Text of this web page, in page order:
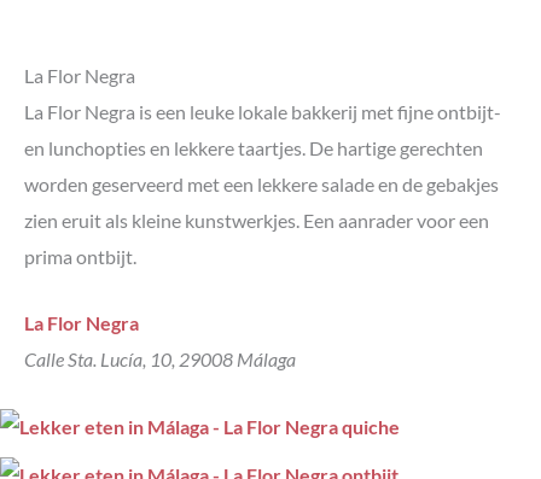
La Flor Negra
La Flor Negra is een leuke lokale bakkerij met fijne ontbijt-
en lunchopties en lekkere taartjes. De hartige gerechten
worden geserveerd met een lekkere salade en de gebakjes
zien eruit als kleine kunstwerkjes. Een aanrader voor een
prima ontbijt.
La Flor Negra
Calle Sta. Lucía, 10, 29008 Málaga